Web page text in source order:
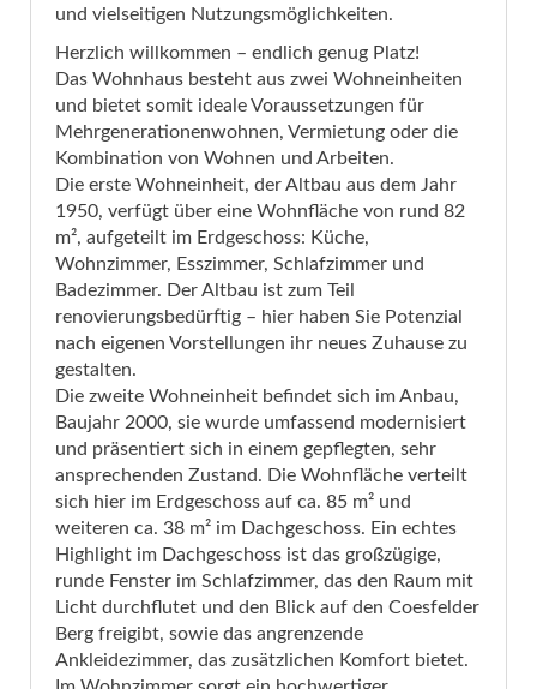
und vielseitigen Nutzungsmöglichkeiten.
Herzlich willkommen – endlich genug Platz!
Das Wohnhaus besteht aus zwei Wohneinheiten
und bietet somit ideale Voraussetzungen für
Mehrgenerationenwohnen, Vermietung oder die
Kombination von Wohnen und Arbeiten.
Die erste Wohneinheit, der Altbau aus dem Jahr
1950, verfügt über eine Wohnfläche von rund 82
m², aufgeteilt im Erdgeschoss: Küche,
Wohnzimmer, Esszimmer, Schlafzimmer und
Badezimmer. Der Altbau ist zum Teil
renovierungsbedürftig – hier haben Sie Potenzial
nach eigenen Vorstellungen ihr neues Zuhause zu
gestalten.
Die zweite Wohneinheit befindet sich im Anbau,
Baujahr 2000, sie wurde umfassend modernisiert
und präsentiert sich in einem gepflegten, sehr
ansprechenden Zustand. Die Wohnfläche verteilt
sich hier im Erdgeschoss auf ca. 85 m² und
weiteren ca. 38 m² im Dachgeschoss. Ein echtes
Highlight im Dachgeschoss ist das großzügige,
runde Fenster im Schlafzimmer, das den Raum mit
Licht durchflutet und den Blick auf den Coesfelder
Berg freigibt, sowie das angrenzende
Ankleidezimmer, das zusätzlichen Komfort bietet.